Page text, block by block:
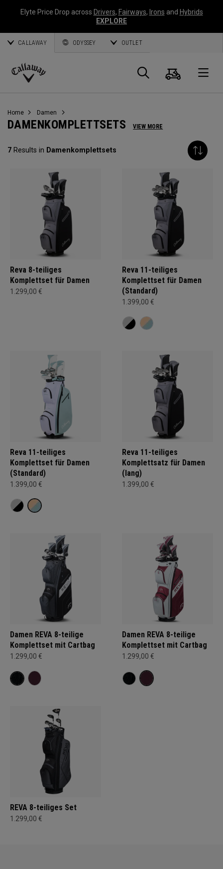
Elyte Price Drop across Drivers, Fairways, Irons and Hybrids
EXPLORE
CALLAWAY ODYSSEY OUTLET
Callaway
Suche
Home Damen
DAMENKOMPLETTSETS VIEW MORE
7 Results in Damenkomplettsets
Reva 8-teiliges
Komplettset für Damen
1.299,00 €
Reva 11-teiliges
Komplettset für Damen
(Standard)
1.399,00 €
Reva 11-teiliges
Komplettset für Damen
(Standard)
1.399,00 €
Reva 11-teiliges
Komplettsatz für Damen
(lang)
1.399,00 €
Damen REVA 8-teilige
Komplettset mit Cartbag
1.299,00 €
Damen REVA 8-teilige
Komplettset mit Cartbag
1.299,00 €
REVA 8-teiliges Set
1.299,00 €